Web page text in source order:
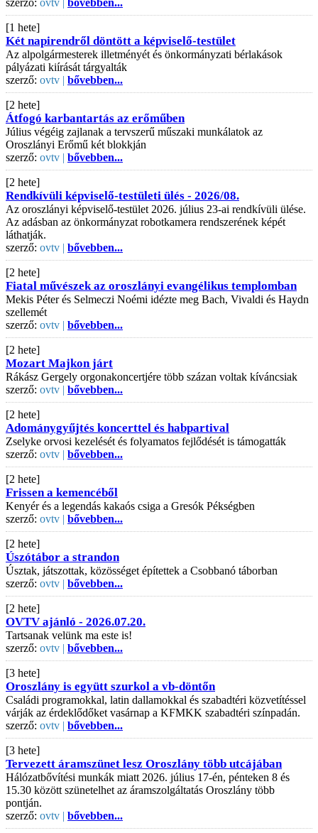
[1 hete]
Két napirendről döntött a képviselő-testület
Az alpolgármesterek illetményét és önkormányzati bérlakások
pályázati kiírását tárgyalták
szerző: ovtv | bővebben...
[2 hete]
Átfogó karbantartás az erőműben
Július végéig zajlanak a tervszerű műszaki munkálatok az
Oroszlányi Erőmű két blokkján
szerző: ovtv | bővebben...
[2 hete]
Rendkívüli képviselő-testületi ülés - 2026/08.
Az oroszlányi képviselő-testület 2026. július 23-ai rendkívüli ülése.
Az adásban az önkormányzat robotkamera rendszerének képét
láthatják.
szerző: ovtv | bővebben...
[2 hete]
Fiatal művészek az oroszlányi evangélikus templomban
Mekis Péter és Selmeczi Noémi idézte meg Bach, Vivaldi és Haydn
szellemét
szerző: ovtv | bővebben...
[2 hete]
Mozart Majkon járt
Rákász Gergely orgonakoncertjére több százan voltak kíváncsiak
szerző: ovtv | bővebben...
[2 hete]
Adománygyűjtés koncerttel és habpartival
Zselyke orvosi kezelését és folyamatos fejlődését is támogatták
szerző: ovtv | bővebben...
[2 hete]
Frissen a kemencéből
Kenyér és a legendás kakaós csiga a Gresók Pékségben
szerző: ovtv | bővebben...
[2 hete]
Úszótábor a strandon
Úsztak, játszottak, közösséget építettek a Csobbanó táborban
szerző: ovtv | bővebben...
[2 hete]
OVTV ajánló - 2026.07.20.
Tartsanak velünk ma este is!
szerző: ovtv | bővebben...
[3 hete]
Oroszlány is együtt szurkol a vb-döntőn
Családi programokkal, latin dallamokkal és szabadtéri közvetítéssel
várják az érdeklődőket vasárnap a KFMKK szabadtéri színpadán.
szerző: ovtv | bővebben...
[3 hete]
Tervezett áramszünet lesz Oroszlány több utcájában
Hálózatbővítési munkák miatt 2026. július 17-én, pénteken 8 és
15.30 között szünetelhet az áramszolgáltatás Oroszlány több
pontján.
szerző: ovtv | bővebben...